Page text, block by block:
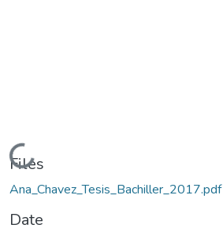
Loading...
Files
Ana_Chavez_Tesis_Bachiller_2017.pdf
Date